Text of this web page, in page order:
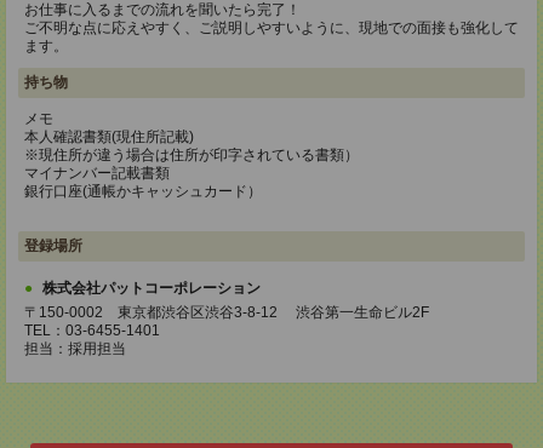
お仕事に入るまでの流れを聞いたら完了！
ご不明な点に応えやすく、ご説明しやすいように、現地での面接も強化して
ます。
持ち物
メモ
本人確認書類(現住所記載)
※現住所が違う場合は住所が印字されている書類）
マイナンバー記載書類
銀行口座(通帳かキャッシュカード）
登録場所
株式会社パットコーポレーション
〒150-0002 東京都渋谷区渋谷3-8-12 渋谷第一生命ビル2F
TEL：03-6455-1401
担当：採用担当